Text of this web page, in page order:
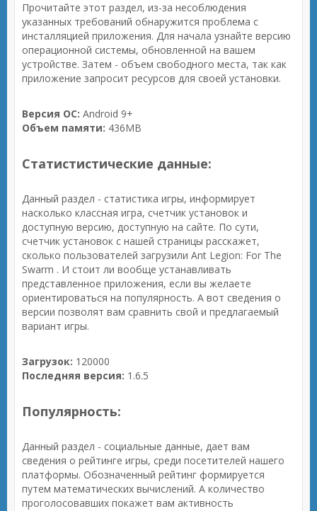
Прочитайте этот раздел, из-за несоблюдения
указанных требований обнаружится проблема с
инсталляцией приложения. Для начала узнайте версию
операционной системы, обновленной на вашем
устройстве. Затем - объем свободного места, так как
приложение запросит ресурсов для своей установки.
Версия ОС: Android 9+
Объем памяти: 436MB
Статистистические данные:
Данный раздел - статистика игры, информирует
насколько классная игра, счетчик установок и
доступную версию, доступную на сайте. По сути,
счетчик установок с нашей страницы расскажет,
сколько пользователей загрузили Ant Legion: For The
Swarm . И стоит ли вообще устанавливать
представленное приложения, если вы желаете
ориентироваться на популярность. А вот сведения о
версии позволят вам сравнить свой и предлагаемый
вариант игры.
Загрузок: 120000
Последняя версия: 1.6.5
Популярность:
Данный раздел - социальные данные, дает вам
сведения о рейтинге игры, среди посетителей нашего
платформы. Обозначенный рейтинг формируется
путем математических вычислений. А количество
проголосовавших покажет вам активность